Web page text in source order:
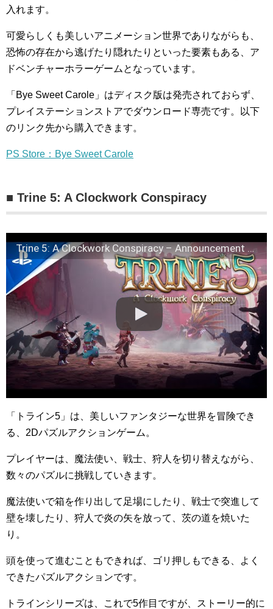
入れます。
可愛らしくも美しいアニメーション世界でありながらも、
恐怖の存在から逃げたり隠れたりといった要素もある、ア
ドベンチャーホラーゲームとなっています。
「Bye Sweet Carole」はディスク版は発売されておらず、
プレイステーションストアでダウンロード専売です。以下
のリンク先から購入できます。
PS Store：Bye Sweet Carole
■ Trine 5: A Clockwork Conspiracy
Trine 5: A Clockwork Conspiracy – Announcement Trailer | PS5 & PS4 Games
「トライン5」は、美しいファンタジーな世界を冒険でき
る、2Dパズルアクションゲーム。
プレイヤーは、魔法使い、戦士、狩人を切り替えながら、
数々のパズルに挑戦していきます。
魔法使いで箱を作り出して足場にしたり、戦士で突進して
壁を壊したり、狩人で炎の矢を放って、茨の道を焼いた
り。
頭を使って進むこともできれば、ゴリ押しもできる、よく
できたパズルアクションです。
トラインシリーズは、これで5作目ですが、ストーリー的に